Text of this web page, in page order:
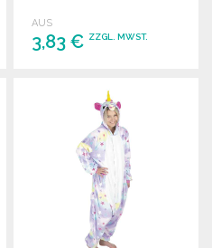
AUS
3,83 € ZZGL. MWST.
Angebot anfordern